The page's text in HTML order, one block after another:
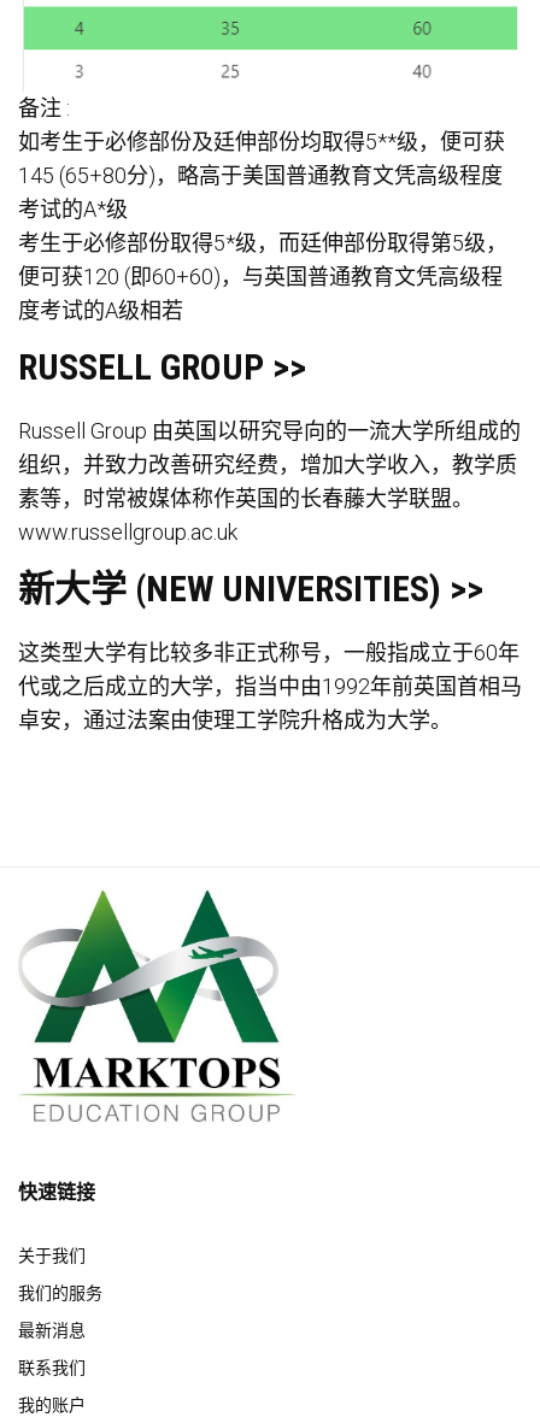
备注 :
如考生于必修部份及廷伸部份均取得5**级，便可获
145 (65+80分)，略高于美国普通教育文凭高级程度
考试的A*级
考生于必修部份取得5*级，而廷伸部份取得第5级，
便可获120 (即60+60)，与英国普通教育文凭高级程
度考试的A级相若
RUSSELL GROUP >>
Russell Group 由英国以研究导向的一流大学所组成的
组织，并致力改善研究经费，增加大学收入，教学质
素等，时常被媒体称作英国的长春藤大学联盟。
www.russellgroup.ac.uk
新大学 (NEW UNIVERSITIES) >>
这类型大学有比较多非正式称号，一般指成立于60年
代或之后成立的大学，指当中由1992年前英国首相马
卓安，通过法案由使理工学院升格成为大学。
快速链接
关于我们
我们的服务
最新消息
联系我们
我的账户